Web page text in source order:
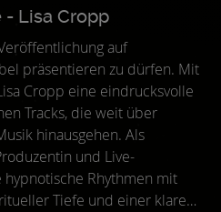
Lisa Cropp
auf
präsentieren zu dürfen. Mit
Cropp eine eindrucksvolle
Tracks, die weit über
hinausgehen. Als
und Live-
Rhythmen mit
Tiefe und einer klaren